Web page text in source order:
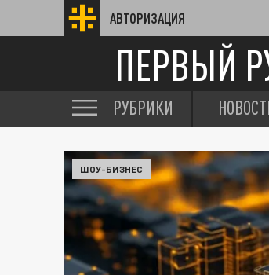
АВТОРИЗАЦИЯ
ПЕРВЫЙ
РУБРИКИ
ШОУ-БИЗНЕС